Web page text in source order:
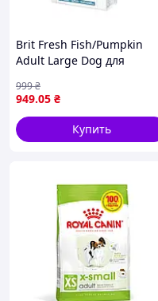
Brit Fresh Fish/Pumpkin
Adult Large Dog для
пород для мышц и
суставов с рыбой и тыквой
2,5 кг
949.05 ₴
999₴
Купить